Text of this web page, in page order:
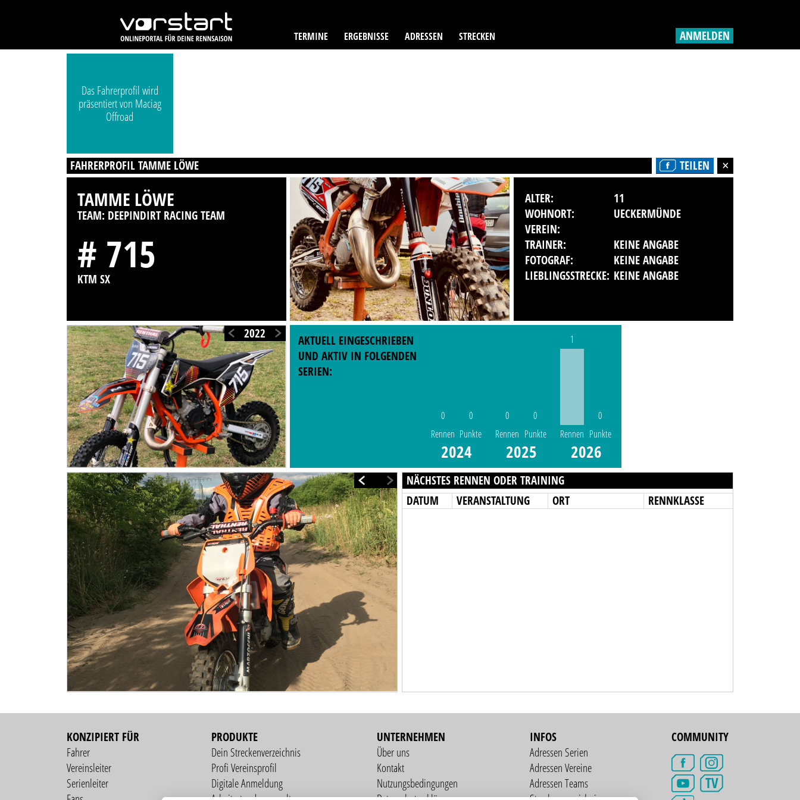
TERMINE ERGEBNISSE ADRESSEN STRECKEN ANMELDEN
Das Fahrerprofil wird
präsentiert von Maciag
Offroad
FAHRERPROFIL TAMME LÖWE TEILEN
TAMME LÖWE
TEAM: DEEPINDIRT RACING TEAM
# 715
KTM SX
ALTER:
11
WOHNORT:
UECKERMÜNDE
VEREIN:
TRAINER:
KEINE ANGABE
FOTOGRAF:
KEINE ANGABE
LIEBLINGSSTRECKE: KEINE ANGABE
2022
AKTUELL EINGESCHRIEBEN
UND AKTIV IN FOLGENDEN
SERIEN:
0
Rennen
0
Punkte
2024
0
Rennen
0
Punkte
2025
1
Rennen
0
Punkte
2026
NÄCHSTES RENNEN ODER TRAINING
DATUM
VERANSTALTUNG ORT RENNKLASSE
KONZIPIERT FÜR
Fahrer
Vereinsleiter
Serienleiter
PRODUKTE
Dein Streckenverzeichnis
Profi Vereinsprofil
Digitale Anmeldung
UNTERNEHMEN
Über uns
Kontakt
Nutzungsbedingungen
INFOS
Adressen Serien
Adressen Vereine
Adressen Teams
COMMUNITY
TV